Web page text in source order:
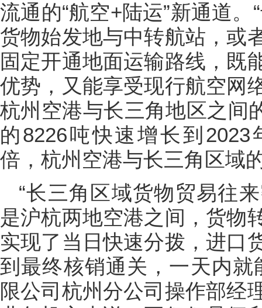
流通的“航空+陆运”新通道
货物始发地与中转航站，或
固定开通地面运输路线，既
优势，又能享受现行航空网
杭州空港与长三角地区之间
的8226吨快速增长到
倍，杭州空港与长三角区域
“长三角区域货物贸易往
是沪杭两地空港之间，货物
实现了当日快速分拨，进口
到最终核销通关，一天内
限公司杭州分公司操作部经